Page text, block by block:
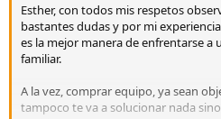
Esther, con todos mis respetos
bastantes dudas y por mi
es la mejor manera de enfrentarse a
familiar.
A la vez, comprar equipo, ya sean
tampoco te va a solucionar nada